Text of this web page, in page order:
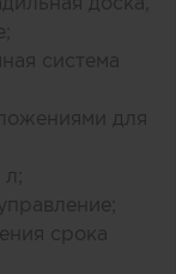
система
для
срока